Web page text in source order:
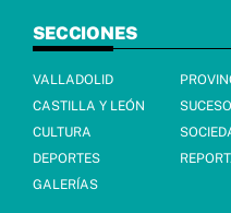
SECCIONES
VALLADOLID
CASTILLA Y LEÓN
CULTURA
DEPORTES
GALERÍAS